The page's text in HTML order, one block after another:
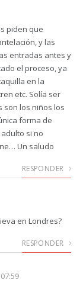
piden que
y las
entradas antes y
el proceso, ya
en la
etc. Solía ser
son los niños los
forma de
si no
Un saludo
RESPONDER
en Londres?
RESPONDER